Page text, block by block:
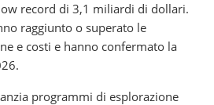
record di 3,1 miliardi di dollari.
raggiunto o superato le
e costi e hanno confermato la
programmi di esplorazione